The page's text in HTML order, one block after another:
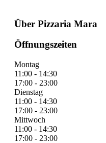
Über Pizzaria Mara
Öffnungszeiten
Montag
11:00 - 14:30
17:00 - 23:00
Dienstag
11:00 - 14:30
17:00 - 23:00
Mittwoch
11:00 - 14:30
17:00 - 23:00